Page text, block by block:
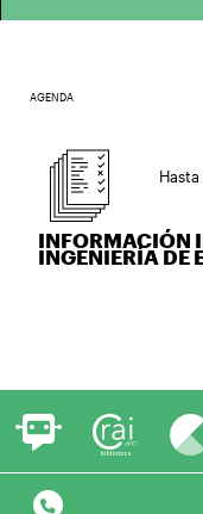
AGENDA
Hasta
INFORMACIÓN
INGENIERÍA DE